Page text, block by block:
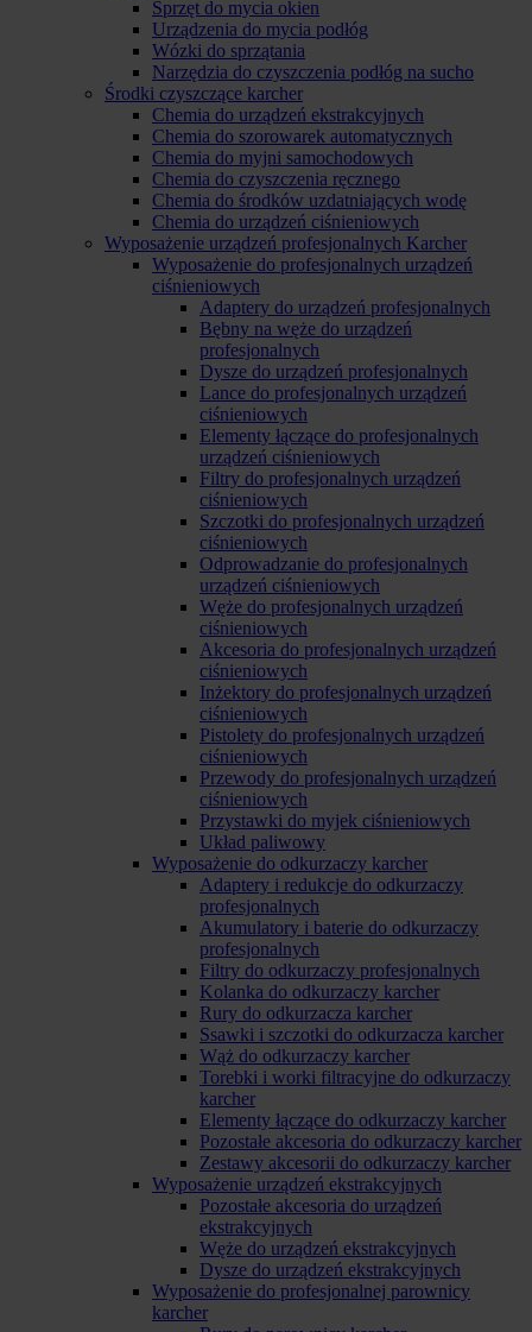
Sprzęt do mycia okien
Urządzenia do mycia podłóg
Wózki do sprzątania
Narzędzia do czyszczenia podłóg na sucho
Środki czyszczące karcher
Chemia do urządzeń ekstrakcyjnych
Chemia do szorowarek automatycznych
Chemia do myjni samochodowych
Chemia do czyszczenia ręcznego
Chemia do środków uzdatniających wodę
Chemia do urządzeń ciśnieniowych
Wyposażenie urządzeń profesjonalnych Karcher
Wyposażenie do profesjonalnych urządzeń
ciśnieniowych
Adaptery do urządzeń profesjonalnych
Bębny na węże do urządzeń
profesjonalnych
Dysze do urządzeń profesjonalnych
Lance do profesjonalnych urządzeń
ciśnieniowych
Elementy łączące do profesjonalnych
urządzeń ciśnieniowych
Filtry do profesjonalnych urządzeń
ciśnieniowych
Szczotki do profesjonalnych urządzeń
ciśnieniowych
Odprowadzanie do profesjonalnych
urządzeń ciśnieniowych
Węże do profesjonalnych urządzeń
ciśnieniowych
Akcesoria do profesjonalnych urządzeń
ciśnieniowych
Inżektory do profesjonalnych urządzeń
ciśnieniowych
Pistolety do profesjonalnych urządzeń
ciśnieniowych
Przewody do profesjonalnych urządzeń
ciśnieniowych
Przystawki do myjek ciśnieniowych
Układ paliwowy
Wyposażenie do odkurzaczy karcher
Adaptery i redukcje do odkurzaczy
profesjonalnych
Akumulatory i baterie do odkurzaczy
profesjonalnych
Filtry do odkurzaczy profesjonalnych
Kolanka do odkurzaczy karcher
Rury do odkurzacza karcher
Ssawki i szczotki do odkurzacza karcher
Wąż do odkurzaczy karcher
Torebki i worki filtracyjne do odkurzaczy
karcher
Elementy łączące do odkurzaczy karcher
Pozostałe akcesoria do odkurzaczy karcher
Zestawy akcesorii do odkurzaczy karcher
Wyposażenie urządzeń ekstrakcyjnych
Pozostałe akcesoria do urządzeń
ekstrakcyjnych
Węże do urządzeń ekstrakcyjnych
Dysze do urządzeń ekstrakcyjnych
Wyposażenie do profesjonalnej parownicy
karcher